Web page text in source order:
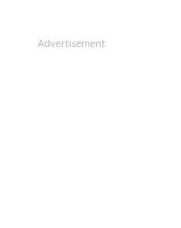
Advertisement